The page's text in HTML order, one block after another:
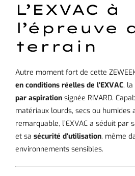
L’EXVAC à
l’épreuve
terrain
Autre moment fort de cette
en conditions réelles de l’EXVAC, la
par aspiration signée RIVARD.
matériaux lourds, secs ou humides
remarquable, l’EXVAC a séduit par
et sa sécurité d’utilisation, même
environnements sensibles.